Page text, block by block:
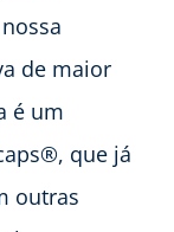
de maior
é um
que já
outras